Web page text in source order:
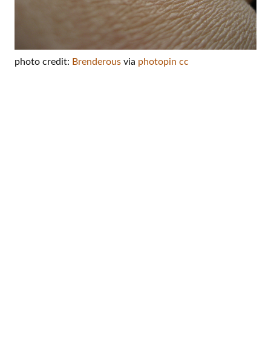
photo credit: Brenderous via photopin cc